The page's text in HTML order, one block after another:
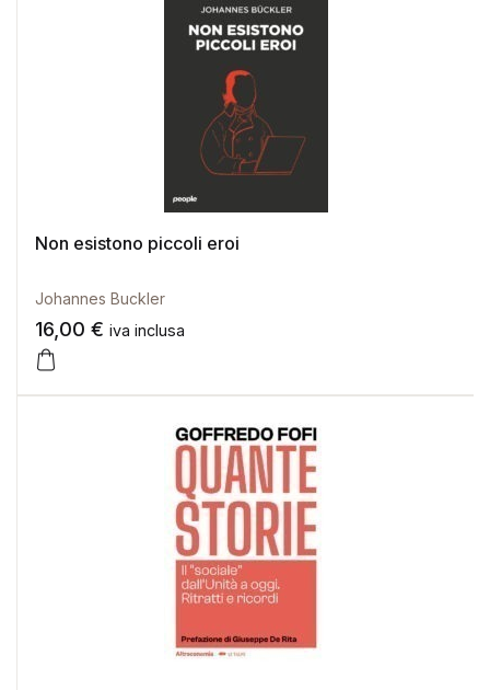
Non esistono piccoli eroi
Johannes Buckler
16,00 € iva inclusa